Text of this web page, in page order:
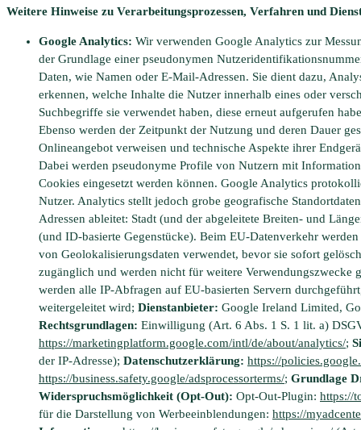
Weitere Hinweise zu Verarbeitungsprozessen, Verfahren und
Google Analytics: Wir verwenden Google Analytics zur
der Grundlage einer pseudonymen
Daten, wie Namen oder E-Mail-Adressen. Sie dient dazu,
erkennen, welche Inhalte die Nutzer innerhalb eines oder
Suchbegriffe sie verwendet haben, diese erneut aufgerufen
Ebenso werden der Zeitpunkt der Nutzung und deren Dauer
Onlineangebot verweisen und technische Aspekte ihrer
Dabei werden pseudonyme Profile von Nutzern mit
Cookies eingesetzt werden können. Google Analytics
Nutzer. Analytics stellt jedoch grobe geografische
Adressen ableitet: Stadt (und der abgeleitete Breiten- und
(und ID-basierte Gegenstücke). Beim EU-Datenverkehr
von Geolokalisierungsdaten verwendet, bevor sie sofort
zugänglich und werden nicht für weitere Verwendungszwecke
werden alle IP-Abfragen auf EU-basierten Servern
weitergeleitet wird; Dienstanbieter: Google Ireland Limited,
Rechtsgrundlagen: Einwilligung (Art. 6 Abs. 1 S. 1 lit. a)
https://marketingplatform.google.com/intl/de/about/analytics/;
der IP-Adresse); Datenschutzerklärung: https://
https://business.safety.google/adsprocessorterms/; Grundlage
Widerspruchsmöglichkeit (Opt-Out): Opt-Out-Plugin: https://
für die Darstellung von Werbeeinblendungen: https://